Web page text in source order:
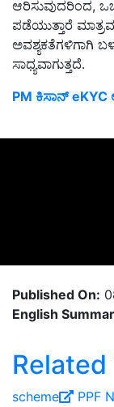
ಆರಿಸುವುದರಿಂದ,
ಪಡೆಯುತ್ತಾರೆ
ಅವಶ್ಯಕತೆಗಳಿಗಾಗಿ
ಸಾಧ್ಯವಾಗುತ್ತದೆ.
PM ಕಿಸಾನ್
Published On:
English
scheme PPF